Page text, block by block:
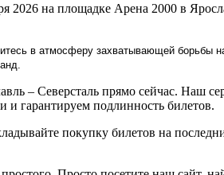
2026 на площадке Арена 2000 в
в атмосферу захватывающей
– Северсталь прямо сейчас. Наш
гарантируем подлинность билетов.
покупку билетов на